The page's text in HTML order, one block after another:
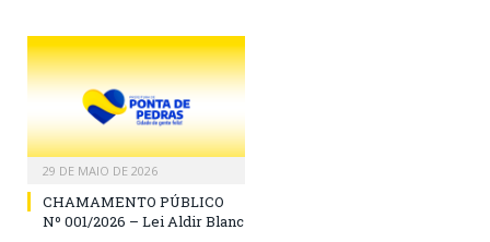
29 DE MAIO DE 2026
CHAMAMENTO PÚBLICO
Nº 001/2026 – Lei Aldir Blanc